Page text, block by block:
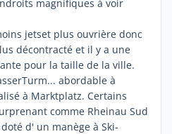
magnifiques à voir
jetset plus ouvrière donc
décontracté et il y a une
pour la taille de la ville.
abordable à
à Marktplatz. Certains
comme Rheinau Sud
d' un manège à Ski-